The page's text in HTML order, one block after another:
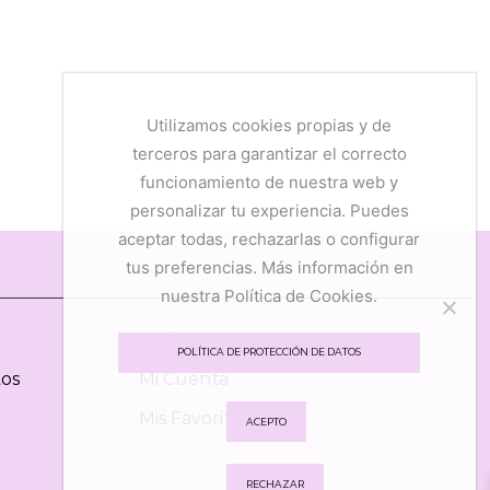
Política de Cookies
Mi Cuenta
Mis Favoritos
Utilizamos cookies propias y de
terceros para garantizar el correcto
funcionamiento de nuestra web y
personalizar tu experiencia. Puedes
aceptar todas, rechazarlas o configurar
tus preferencias. Más información en
nuestra Política de Cookies.
POLÍTICA DE PROTECCIÓN DE DATOS
ACEPTO
RECHAZAR